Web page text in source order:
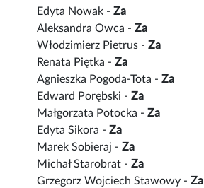
Edyta Nowak -Za
Aleksandra Owca -Za
Włodzimierz Pietrus -Za
Renata Piętka -Za
Agnieszka Pogoda-Tota -Za
Edward Porębski -Za
Małgorzata Potocka -Za
Edyta Sikora -Za
Marek Sobieraj -Za
Michał Starobrat -Za
Grzegorz Wojciech Stawowy -Za